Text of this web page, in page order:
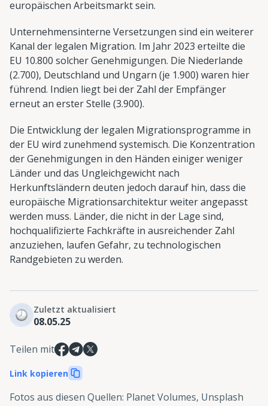
europäischen Arbeitsmarkt sein.
Unternehmensinterne Versetzungen sind ein weiterer
Kanal der legalen Migration. Im Jahr 2023 erteilte die
EU 10.800 solcher Genehmigungen. Die Niederlande
(2.700), Deutschland und Ungarn (je 1.900) waren hier
führend. Indien liegt bei der Zahl der Empfänger
erneut an erster Stelle (3.900).
Die Entwicklung der legalen Migrationsprogramme in
der EU wird zunehmend systemisch. Die Konzentration
der Genehmigungen in den Händen einiger weniger
Länder und das Ungleichgewicht nach
Herkunftsländern deuten jedoch darauf hin, dass die
europäische Migrationsarchitektur weiter angepasst
werden muss. Länder, die nicht in der Lage sind,
hochqualifizierte Fachkräfte in ausreichender Zahl
anzuziehen, laufen Gefahr, zu technologischen
Randgebieten zu werden.
Zuletzt aktualisiert
08.05.25
Teilen mit
Link kopieren
Fotos aus diesen Quellen: Planet Volumes, Unsplash